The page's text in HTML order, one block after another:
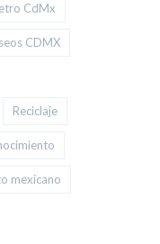
CdMx
CDMX
Reciclaje
mexicano